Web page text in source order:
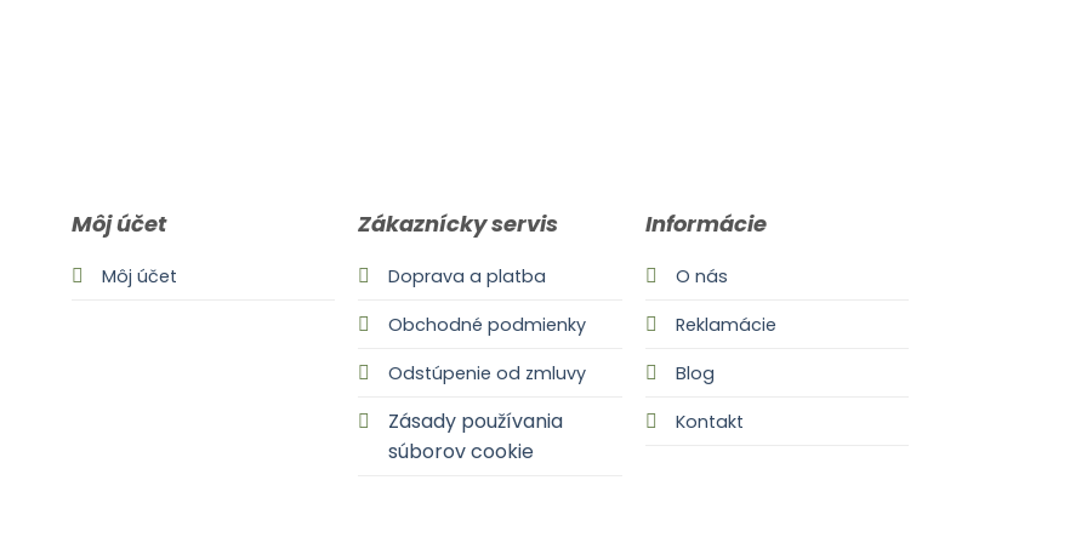
Môj účet
Môj účet
Zákaznícky servis
Doprava a platba
Obchodné podmienky
Odstúpenie od zmluvy
Zásady používania
súborov cookie
Informácie
O nás
Reklamácie
Blog
Kontakt